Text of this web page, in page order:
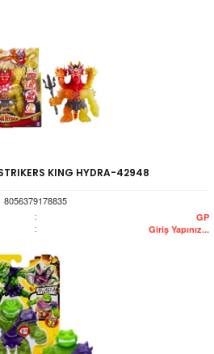
KING HYDRA-42948
8056379178835
: GP
: Giriş Yapınız...